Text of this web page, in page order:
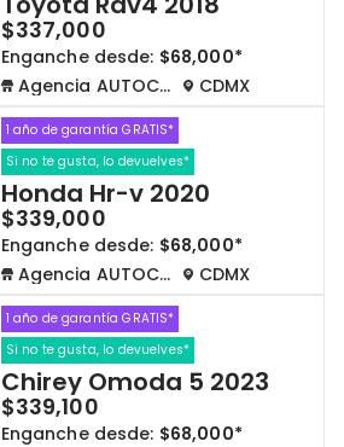
$337,000
Enganche desde: $68,000*
Agencia AUTOCOM
CDMX
1 año de garantía GRATIS*
Si no te gusta, lo devuelves*
Honda Hr-v 2020
$339,000
Enganche desde: $68,000*
Agencia AUTOCOM
CDMX
1 año de garantía GRATIS*
Si no te gusta, lo devuelves*
Chirey Omoda 5 2023
$339,100
Enganche desde: $68,000*